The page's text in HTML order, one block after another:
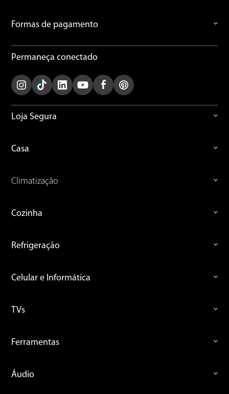
Formas de pagamento
Permaneça conectado
Loja Segura
Casa
Climatização
Cozinha
Refrigeração
Celular e Informática
TVs
Ferramentas
Áudio